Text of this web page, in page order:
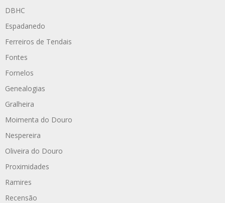
DBHC
Espadanedo
Ferreiros de Tendais
Fontes
Fornelos
Genealogias
Gralheira
Moimenta do Douro
Nespereira
Oliveira do Douro
Proximidades
Ramires
Recensão